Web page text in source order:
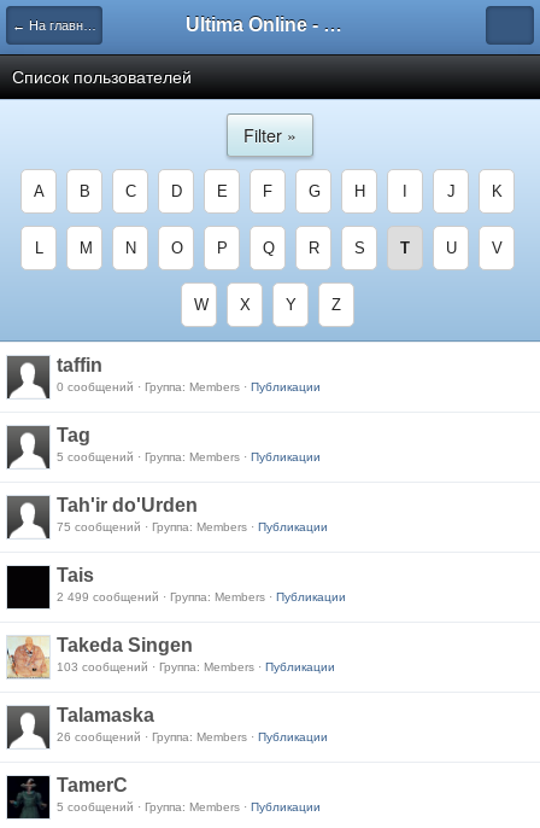
← На главную Ultima Online - Форум Русского сообщества игры
Список пользователей
Filter »
A B C D E F G H J K
L M N O P Q R S T U V
W X Y Z
taffin
0 сообщений · Группа: Members · Публикации
Tag
5 сообщений · Группа: Members · Публикации
Tah'ir do'Urden
75 сообщений · Группа: Members · Публикации
Tais
2 499 сообщений · Группа: Members · Публикации
Takeda Singen
103 сообщений · Группа: Members · Публикации
Talamaska
26 сообщений · Группа: Members · Публикации
TamerC
5 сообщений · Группа: Members · Публикации